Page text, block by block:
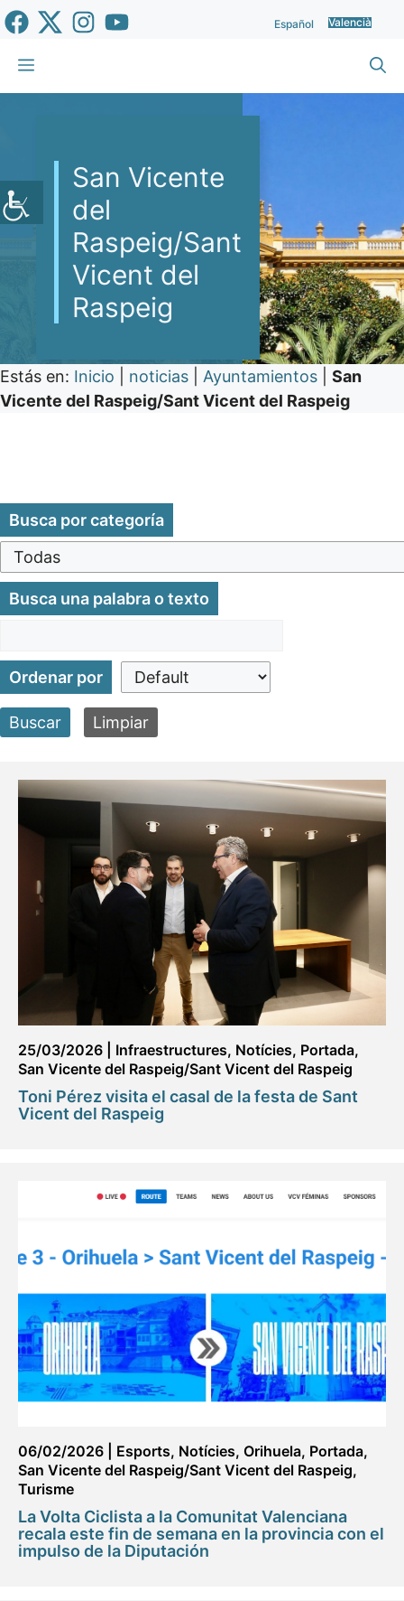
Vés
al
contingut
Español Valencià
Menu
San Vicente
del
Raspeig/Sant
Vicent del
Raspeig
Estás en: Inicio noticias Ayuntamientos
San
Vicente del Raspeig/Sant Vicent del Raspeig
Busca por categoría
Busca una palabra o texto
Ordenar por
Buscar Limpiar
25/03/2026 Infraestructures, Notícies, Portada,
San Vicente del Raspeig/Sant Vicent del Raspeig
Toni Pérez visita el casal de la festa de Sant
Vicent del Raspeig
06/02/2026 Esports, Notícies, Orihuela, Portada,
San Vicente del Raspeig/Sant Vicent del Raspeig,
Turisme
La Volta Ciclista a la Comunitat Valenciana
recala este fin de semana en la provincia con el
impulso de la Diputación